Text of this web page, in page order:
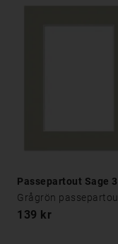
Passepartout Sage
Grågrön
139 kr